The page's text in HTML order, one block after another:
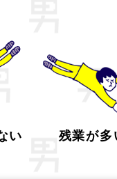
い 残業が多